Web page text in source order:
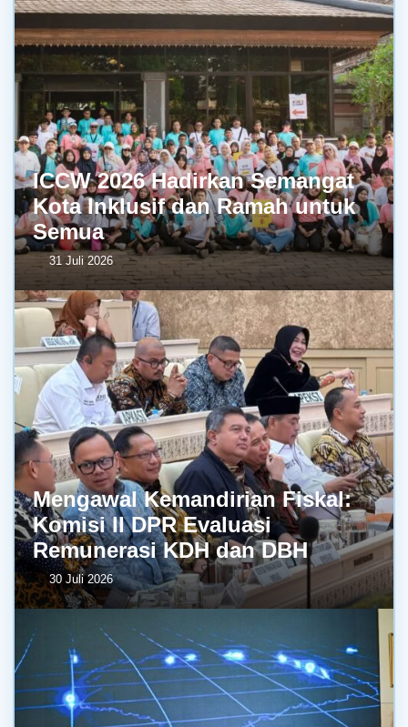
ICCW 2026 Hadirkan Semangat
Kota Inklusif dan Ramah untuk
Semua
31 Juli 2026
Mengawal Kemandirian Fiskal:
Komisi II DPR Evaluasi
Remunerasi KDH dan DBH
30 Juli 2026